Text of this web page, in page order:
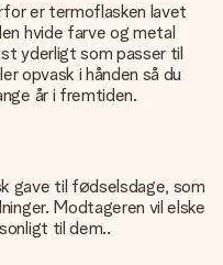
er termoflasken lavet
hvide farve og metal
yderligt som passer til
opvask i hånden så du
år i fremtiden.
gave til fødselsdage, som
Modtageren vil elske
til dem..